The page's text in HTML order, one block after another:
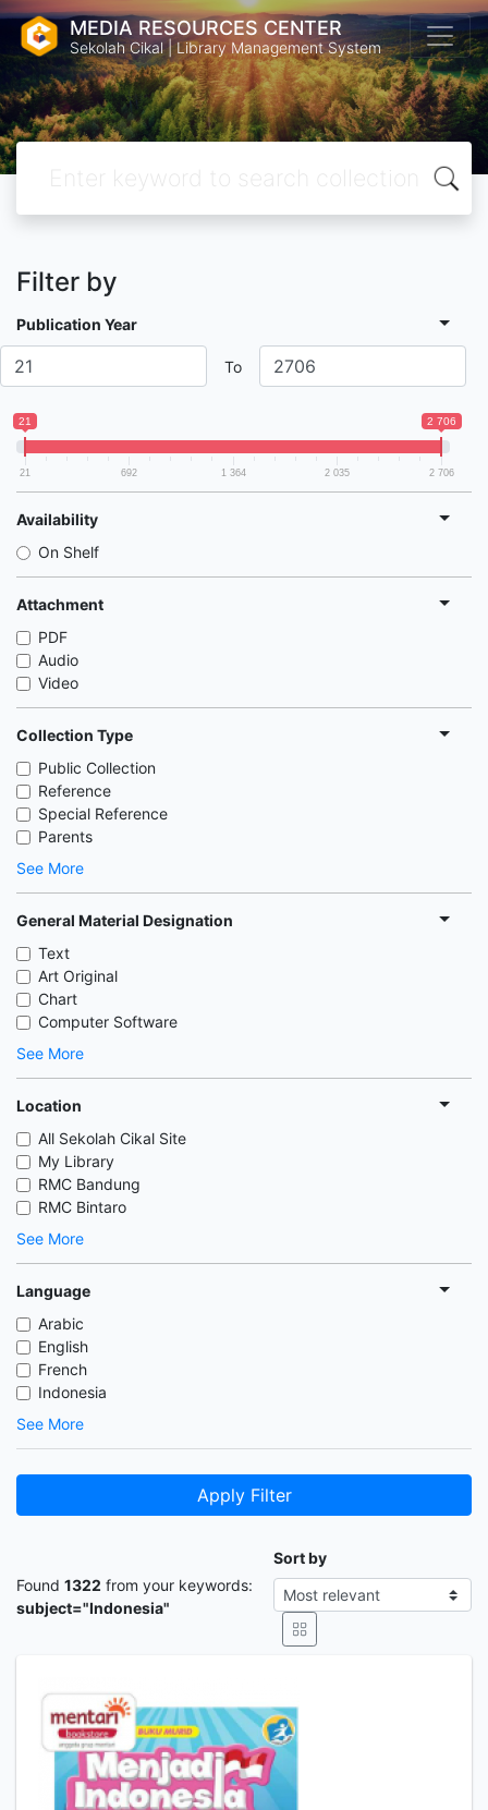
MEDIA RESOURCES CENTER
Sekolah Cikal | Library Management System
Filter by
Publication Year
To
21 2 706
21 692 1 364 2 035 2 706
Availability
On Shelf
Attachment
PDF
Audio
Video
Collection Type
Public Collection
Reference
Special Reference
Parents
See More
General Material Designation
Text
Art Original
Chart
Computer Software
See More
Location
All Sekolah Cikal Site
My Library
RMC Bandung
RMC Bintaro
See More
Language
Arabic
English
French
Indonesia
See More
Apply Filter
Found 1322 from your keywords:
subject="Indonesia"
Sort by